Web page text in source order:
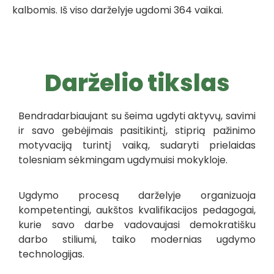
kalbomis. Iš viso darželyje ugdomi 364 vaikai.
Darželio tikslas
Bendradarbiaujant su šeima ugdyti aktyvų, savimi
ir savo gebėjimais pasitikintį, stiprią pažinimo
motyvaciją turintį vaiką, sudaryti prielaidas
tolesniam sėkmingam ugdymuisi mokykloje.
Ugdymo procesą darželyje organizuoja
kompetentingi, aukštos kvalifikacijos pedagogai,
kurie savo darbe vadovaujasi demokratišku
darbo stiliumi, taiko modernias ugdymo
technologijas.